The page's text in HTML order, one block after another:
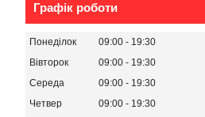
Графік роботи
Понеділок 09:00
19:30
Вівторок
09:00
19:30
Середа
09:00
19:30
Четвер
09:00
19:30